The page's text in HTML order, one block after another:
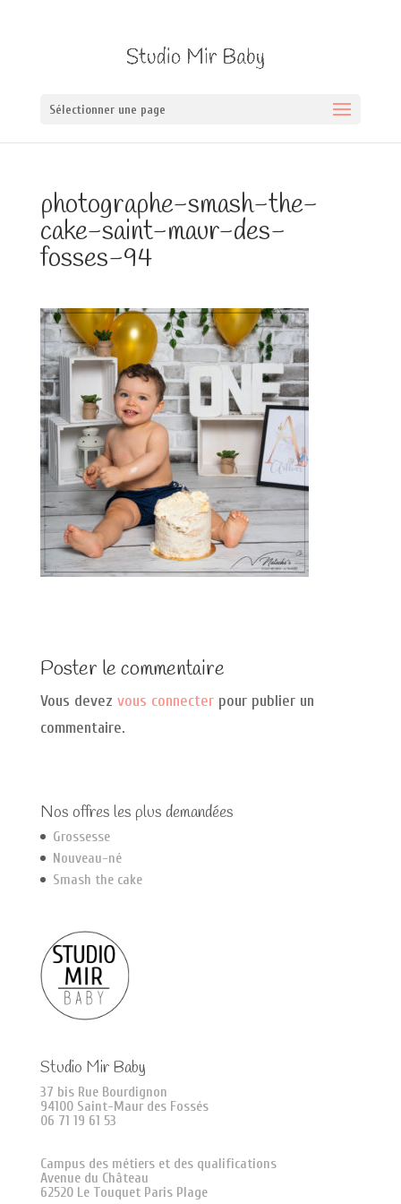
Sélectionner une page
photographe-smash-the-
cake-saint-maur-des-
fosses-94
Poster le commentaire
Vous devez vous connecterpour publier un
commentaire.
Nos offres les plus demandées
Grossesse
Nouveau-né
Smash the cake
Studio Mir Baby
37 bis Rue Bourdignon
94100 Saint-Maur des Fossés
06 71 19 61 53
Campus des métiers et des qualifications
Avenue du Château
62520 Le Touquet Paris Plage